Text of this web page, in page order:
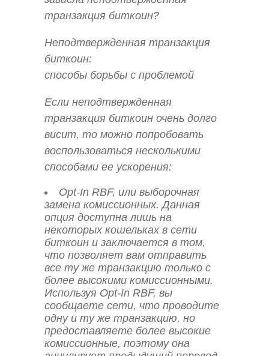
транзакция биткоин?
Неподтвержденная транзакция
биткоин:
способы борьбы с проблемой
Если неподтвержденная
транзакция биткоин очень долго
висит, то можно попробовать
воспользоваться несколькими
способами ее ускорения:
Opt-In RBF, или выборочная
замена комиссионных. Данная
опция доступна лишь на
некоторых кошельках в сети
биткоин и заключается в том,
что позволяет вам отправить
все ту же транзакцию только с
более высокими комиссионными.
Используя Opt-In RBF, вы
сообщаете сети, что проводите
одну и ту же транзакцию, но
предоставляете более высокие
комиссионные, поэтому она